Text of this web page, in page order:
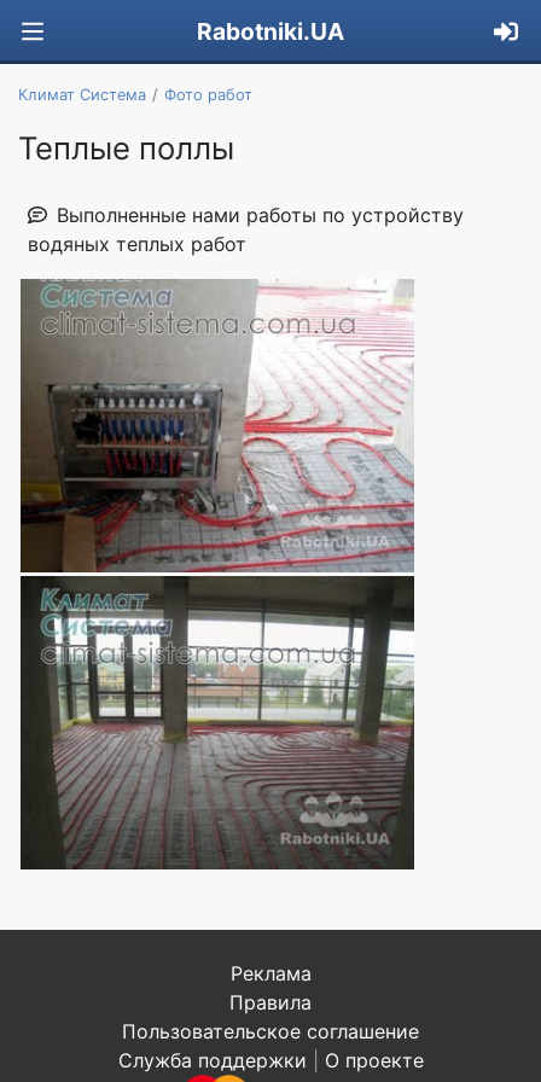
Rabotniki.UA
Климат Система Фото работ
Теплые поллы
Выполненные нами работы по устройству
водяных теплых работ
Реклама
Правила
Пользовательское соглашение
Служба поддержки
О проекте